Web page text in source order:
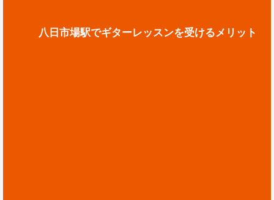
八日市場駅でギターレッスンを受けるメリット